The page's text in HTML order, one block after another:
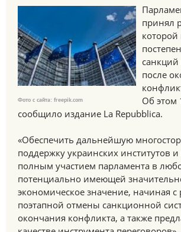
Фото с сайта: freepik.com
принял
которой
после
Об этом
сообщило издание La Repubblica.
«Обеспечить дальнейшую
поддержку украинских институтов
полным участием парламента в
потенциально имеющей
экономическое значение, начиная с
поэтапной отмены санкционной
окончания конфликта, а также